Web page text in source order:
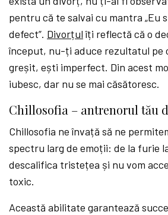
pentru că te salvai cu mantra „Eu
defect”. Divorțulîți reflectă că o
început, nu-ți aduce rezultatul pe
greșit, ești imperfect. Din acest
iubesc, dar nu se mai căsătoresc.
Chillosofia – antrenorul tău
Chillosofia ne învață să ne
spectru larg de emoții: de la furie
descalifica tristețea și nu vom
toxic.
Această abilitate garantează